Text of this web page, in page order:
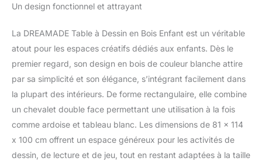
hauteur grâce au bouton de réglage de la
ans.
Grand espace de rangement — Ce
chevalet d'art comprend un bureau spacieux
avec une fente pour stylo et 2 porte-
gobelets. De plus, 1 crochet de suspension
pratique, une bibliothèque à 2 niveaux, 2
plateaux de rangement et le compartiment
de rangement sous le banc offrent
sûre et stable — Fabriqué avec un cadre en
bois massif, cet ensemble table à dessin et
chevalet est suffisamment robuste et stable,
Un design fonctionnel et attrayant
La DREAMADE Table à Dessin en Bois Enfant est un véritable
atout pour les espaces créatifs dédiés aux enfants. Dès le
premier regard, son design en bois de couleur blanche attire
par sa simplicité et son élégance, s’intégrant facilement dans
la plupart des intérieurs. De forme rectangulaire, elle combine
un chevalet double face permettant une utilisation à la fois
comme ardoise et tableau blanc. Les dimensions de 81 x 114
x 100 cm offrent un espace généreux pour les activités de
dessin, de lecture et de jeu, tout en restant adaptées à la taille